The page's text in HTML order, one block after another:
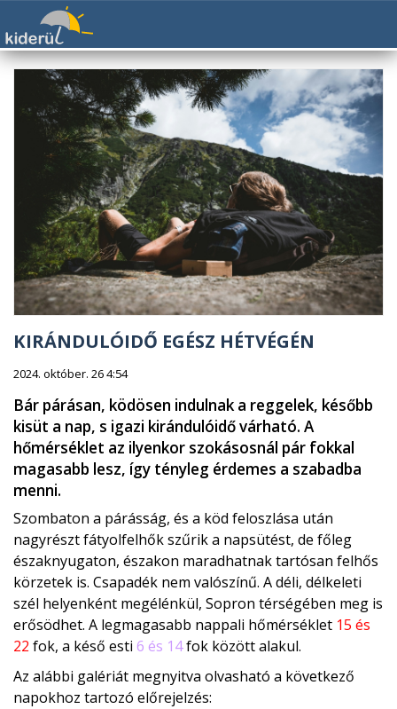
KIRÁNDULÓIDŐ EGÉSZ HÉTVÉGÉN
2024. október. 26 4:54
Bár párásan, ködösen indulnak a reggelek, később
kisüt a nap, s igazi kirándulóidő várható. A
hőmérséklet az ilyenkor szokásosnál pár fokkal
magasabb lesz, így tényleg érdemes a szabadba
menni.
Szombaton a párásság, és a köd feloszlása után
nagyrészt fátyolfelhők szűrik a napsütést, de főleg
északnyugaton, északon maradhatnak tartósan felhős
körzetek is. Csapadék nem valószínű. A déli, délkeleti
szél helyenként megélénkül, Sopron térségében meg is
erősödhet. A legmagasabb nappali hőmérséklet 15 és
22 fok, a késő esti 6 és 14fok között alakul.
Az alábbi galériát megnyitva olvasható a következő
napokhoz tartozó előrejelzés: